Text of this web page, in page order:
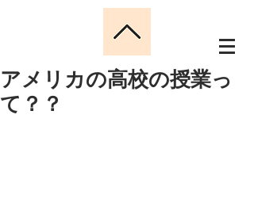
アメリカの高校の授業っ
て？？